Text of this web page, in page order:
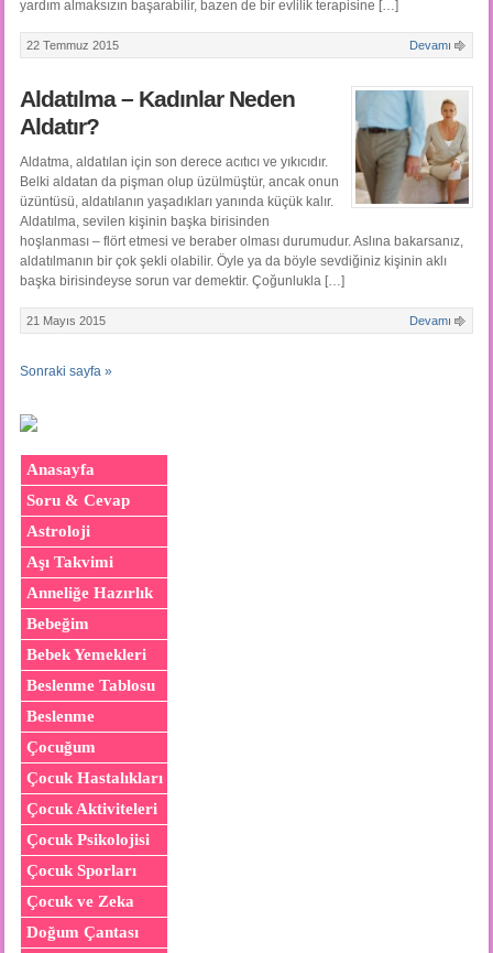
yardım almaksızın başarabilir, bazen de bir evlilik terapisine […]
22 Temmuz 2015 Devamı
Aldatılma – Kadınlar Neden
Aldatır?
Aldatma, aldatılan için son derece acıtıcı ve yıkıcıdır.
Belki aldatan da pişman olup üzülmüştür, ancak onun
üzüntüsü, aldatılanın yaşadıkları yanında küçük kalır.
Aldatılma, sevilen kişinin başka birisinden
hoşlanması – flört etmesi ve beraber olması durumudur. Aslına bakarsanız,
aldatılmanın bir çok şekli olabilir. Öyle ya da böyle sevdiğiniz kişinin aklı
başka birisindeyse sorun var demektir. Çoğunlukla […]
21 Mayıs 2015 Devamı
Sonraki sayfa »
Anasayfa
Soru & Cevap
Astroloji
Aşı Takvimi
Anneliğe Hazırlık
Bebeğim
Bebek Yemekleri
Beslenme Tablosu
Beslenme
Çocuğum
Çocuk Hastalıkları
Çocuk Aktiviteleri
Çocuk Psikolojisi
Çocuk Sporları
Çocuk ve Zeka
Doğum Çantası